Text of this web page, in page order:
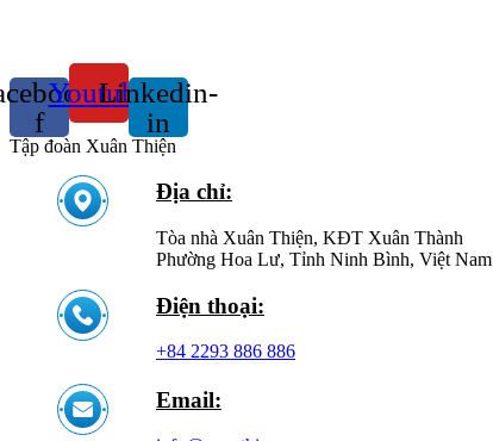
f
YoutubeLinkedin-
in
Tập đoàn Xuân Thiện
Địa chỉ:
Tòa nhà Xuân Thiện, KĐT Xuân Thành
Phường Hoa Lư, Tỉnh Ninh Bình, Việt Nam
Điện thoại:
+84 2293 886 886
Email: